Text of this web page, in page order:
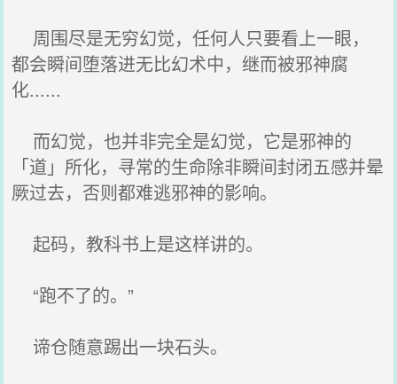
周围尽是无穷幻觉，任何人只要看上一眼，
都会瞬间堕落进无比幻术中，继而被邪神腐
化......
而幻觉，也并非完全是幻觉，它是邪神的
「道」所化，寻常的生命除非瞬间封闭五感并晕
厥过去，否则都难逃邪神的影响。
起码，教科书上是这样讲的。
“跑不了的。”
谛仓随意踢出一块石头。